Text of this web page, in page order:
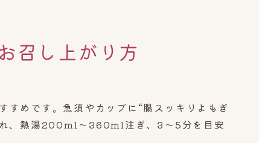
召し上がり方
すめです。急須やカップに“腸スッキリよもぎ
れ、熱湯200ml～360ml注ぎ、3～5分を目安